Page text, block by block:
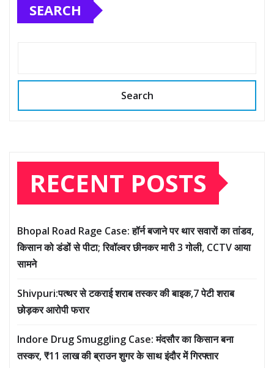
SEARCH
Search
RECENT POSTS
Bhopal Road Rage Case: हॉर्न बजाने पर थार सवारों का तांडव,
किसान को डंडों से पीटा; रिवॉल्वर छीनकर मारी 3 गोली, CCTV आया
सामने
Shivpuri:पत्थर से टकराई शराब तस्कर की बाइक,7 पेटी शराब
छोड़कर आरोपी फरार
Indore Drug Smuggling Case: मंदसौर का किसान बना
तस्कर, ₹11 लाख की ब्राउन शुगर के साथ इंदौर में गिरफ्तार